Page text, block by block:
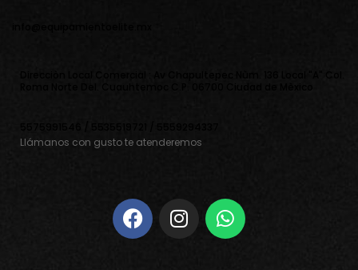
Llámanos con gusto te atenderemos